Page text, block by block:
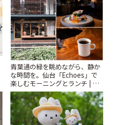
青葉通の緑を眺めながら、静か
な時間を。仙台「Echoes」で
楽しむモーニングとランチ | こ
とりっぷ